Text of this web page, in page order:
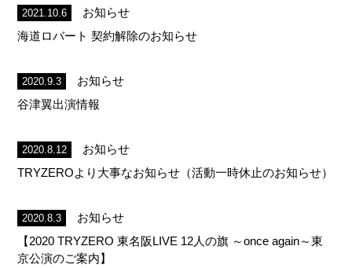
2021.10.6
お知らせ
海道ロバート 契約解除のお知らせ
2020.9.3
お知らせ
谷津翼出演情報
2020.8.12
お知らせ
TRYZEROより大事なお知らせ（活動一時休止のお知らせ）
2020.8.3
お知らせ
【2020 TRYZERO 東名阪LIVE 12人の旗 ～once again～東
京公演のご案内】